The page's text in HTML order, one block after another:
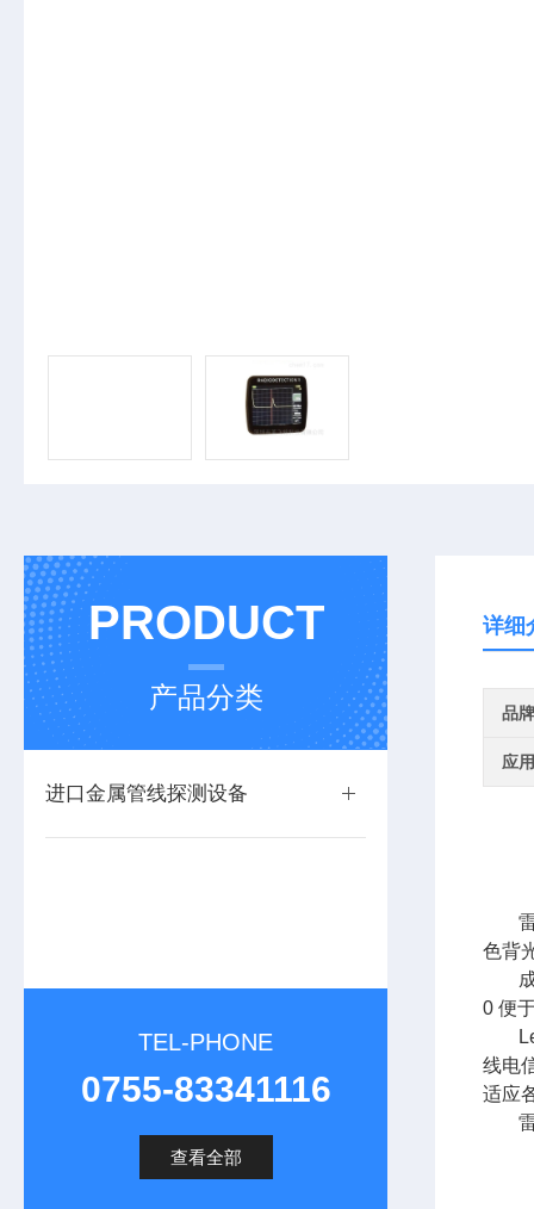
PRODUCT
产品分类
进口金属管线探测设备
TEL-PHONE
0755-83341116
查看全部
详细
品牌
应
色背
0 便
线电
适应